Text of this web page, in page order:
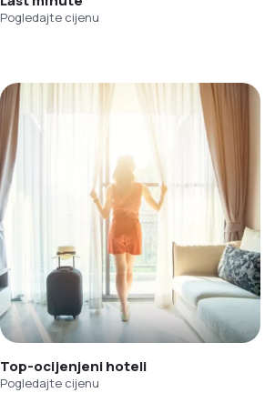
Pogledajte cijenu
Top-ocijenjeni hoteli
Pogledajte cijenu